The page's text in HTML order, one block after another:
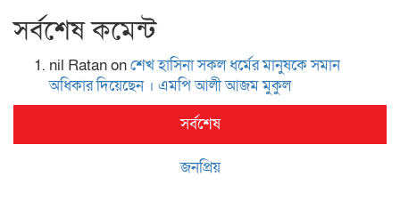
সর্বশেষ কমেন্ট
nil Ratanonশেখ হা‌সিনা সকল ধ‌র্মের মানু‌ষকে সমান
অ‌ধিকার দি‌য়ে‌ছেন । এম‌পি আলী আজম মুকুল
সর্বশেষ
জনপ্রিয়